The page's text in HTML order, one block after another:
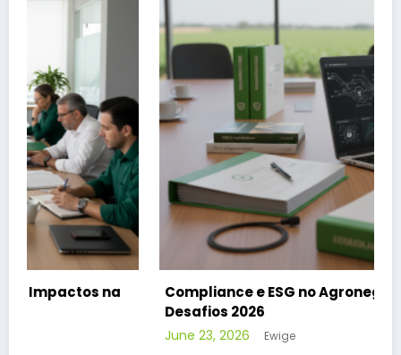
Compliance e ESG no Agronegócio: Superando
Ewige